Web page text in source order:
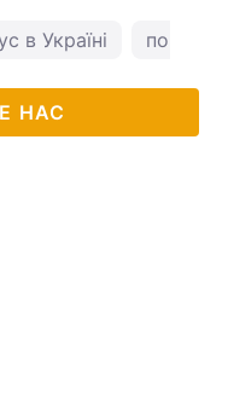
в Україні погода
НАС